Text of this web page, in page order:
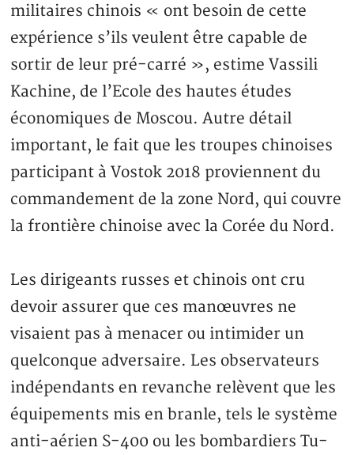
militaires chinois « ont besoin de cette
expérience s’ils veulent être capable de
sortir de leur pré-carré », estime Vassili
Kachine, de l’Ecole des hautes études
économiques de Moscou. Autre détail
important, le fait que les troupes chinoises
participant à Vostok 2018 proviennent du
commandement de la zone Nord, qui couvre
la frontière chinoise avec la Corée du Nord.
Les dirigeants russes et chinois ont cru
devoir assurer que ces manœuvres ne
visaient pas à menacer ou intimider un
quelconque adversaire. Les observateurs
indépendants en revanche relèvent que les
équipements mis en branle, tels le système
anti-aérien S-400 ou les bombardiers Tu-